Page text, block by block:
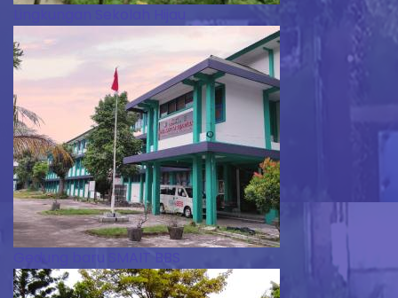
Lingkungan Sekolah Hijau
Gedung baru SMAIT BBS